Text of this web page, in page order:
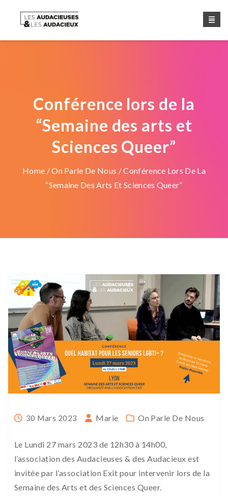
Conférence lors de la
“Semaine des arts et
Sciences Queer”
Home /On Parle De Nous / Conférence Lors De La
“Semaine Des Arts Et Sciences Queer”
30 Mars 2023 Marie On Parle De Nous
Le Lundi 27 mars 2023 de 12h30 à 14h00,
l’association des Audacieuses & des Audacieux est
invitée par l’association Exit pour intervenir lors de la
Semaine des Arts et des Sciences Queer.